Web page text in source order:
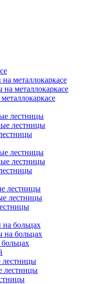
металлокаркасе
металлокаркасе
лестницы
лестницы
лестницы
лестницы
лестницы
лестницы
больцах
на больцах
лестницы
лестницы